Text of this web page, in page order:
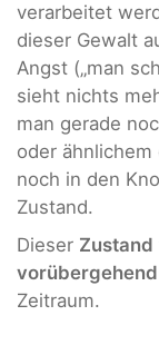
verarbeitet
dieser Gewalt
Angst („man
sieht nichts
man gerade
oder
noch in den
Zustand.
Dieser Zustand
vorübergehend
Zeitraum.